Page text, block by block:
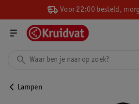
Voor 22:00 besteld,
Lampen